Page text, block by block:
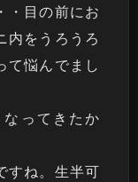
・目の前にお
内をうろうろ
て悩んでまし
ってきたか
すね。生半可